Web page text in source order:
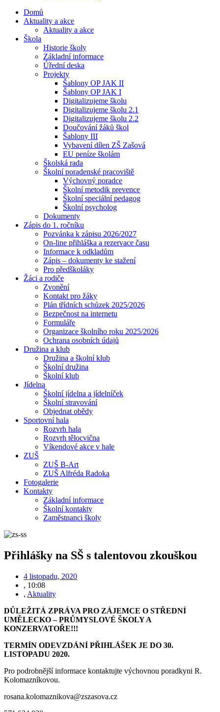
Domů
Aktuality a akce
Aktuality a akce
Škola
Historie školy
Základní informace
Úřední deska
Projekty
Šablony OP JAK II
Šablony OP JAK I
Digitalizujeme školu
Digitalizujeme školu 2.1
Digitalizujeme školu 2.2
Doučování žáků škol
Šablony III
Vybavení dílen ZŠ Zašová
EU peníze školám
Školská rada
Školní poradenské pracoviště
Výchovný poradce
Školní metodik prevence
Školní speciální pedagog
Školní psycholog
Dokumenty
Zápis do 1. ročníku
Pozvánka k zápisu 2026/2027
On-line přihláška a rezervace času
Informace k odkladům
Zápis – dokumenty ke stažení
Pro předškoláky
Žáci a rodiče
Zvonění
Kontakt pro žáky
Plán třídních schůzek 2025/2026
Bezpečnost na internetu
Formuláře
Organizace školního roku 2025/2026
Ochrana osobních údajů
Družina a klub
Družina a školní klub
Školní družina
Školní klub
Jídelna
Školní jídelna a jídelníček
Školní stravování
Objednat obědy
Sportovní hala
Rozvrh hala
Rozvrh tělocvična
Víkendové akce v hale
ZUŠ
ZUŠ B-Art
ZUŠ Alfréda Radoka
Fotogalerie
Kontakty
Základní informace
Školní kontakty
Zaměstnanci školy
Přihlášky na SŠ s talentovou zkouškou
4 listopadu, 2020
, 10:08
, Aktuality
DŮLEŽITÁ ZPRÁVA PRO ZÁJEMCE O STŘEDNÍ
UMĚLECKO – PRŮMYSLOVÉ ŠKOLY A
KONZERVATOŘE!!!
TERMÍN ODEVZDÁNÍ PŘIHLÁŠEK JE DO 30.
LISTOPADU 2020.
Pro podrobnější informace kontaktujte výchovnou poradkyni R.
Kolomazníkovou.
rosana.kolomaznikova@zszasova.cz